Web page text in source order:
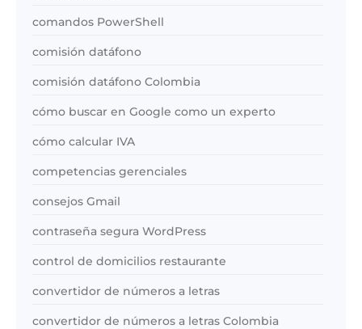
comandos PowerShell
comisión datáfono
comisión datáfono Colombia
cómo buscar en Google como un experto
cómo calcular IVA
competencias gerenciales
consejos Gmail
contraseña segura WordPress
control de domicilios restaurante
convertidor de números a letras
convertidor de números a letras Colombia